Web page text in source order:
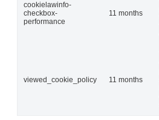
cookielawinfo-
checkbox-
performance
11 months
viewed_cookie_policy 11 months